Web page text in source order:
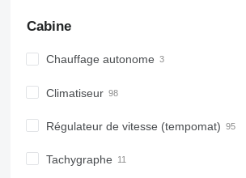
Cabine
Chauffage autonome
Climatiseur
Régulateur de vitesse (tempomat)
Tachygraphe